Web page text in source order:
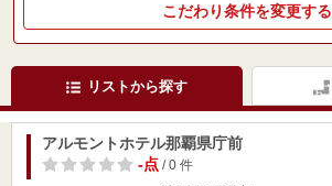
こだわり条件を変更する
リストから探す
アルモントホテル那覇県庁前
-点/ 0 件